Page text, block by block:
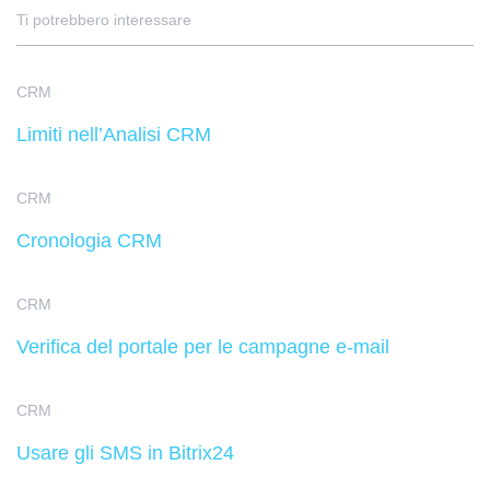
Ti potrebbero interessare
CRM
Limiti nell’Analisi CRM
CRM
Cronologia CRM
CRM
Verifica del portale per le campagne e-mail
CRM
Usare gli SMS in Bitrix24